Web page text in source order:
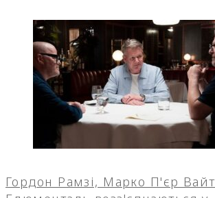
Гордон Рамзі, Марко П'єр Вайт